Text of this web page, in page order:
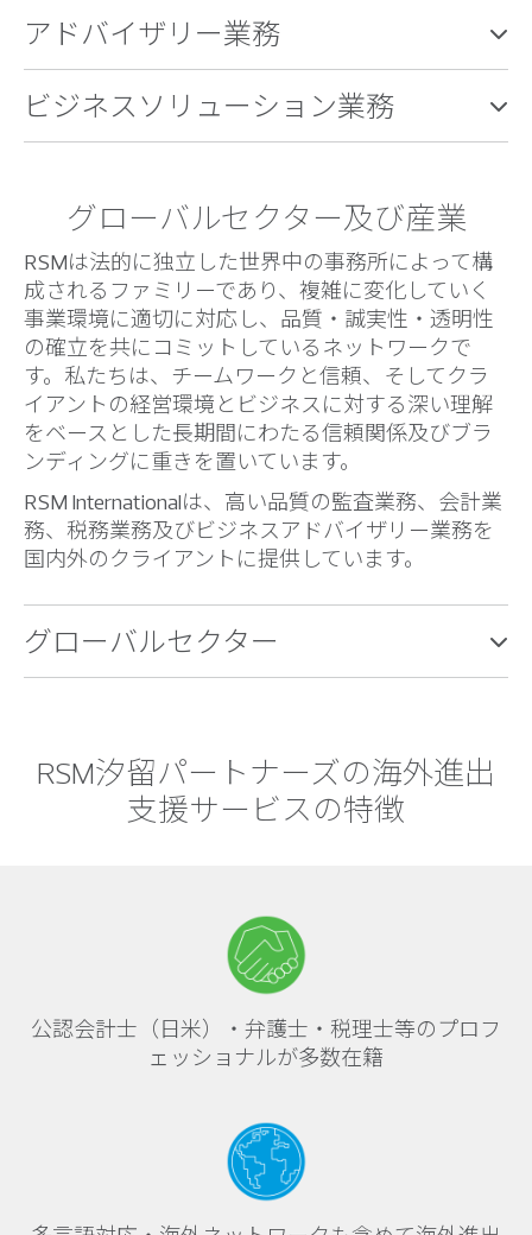
アドバイザリー業務
ビジネスソリューション業務
グローバルセクター及び産業
RSMは法的に独立した世界中の事務所によって構
成されるファミリーであり、複雑に変化していく
事業環境に適切に対応し、品質・誠実性・透明性
の確立を共にコミットしているネットワークで
す。私たちは、チームワークと信頼、そしてクラ
イアントの経営環境とビジネスに対する深い理解
をベースとした長期間にわたる信頼関係及びブラ
ンディングに重きを置いています。
RSM Internationalは、高い品質の監査業務、会計業
務、税務業務及びビジネスアドバイザリー業務を
国内外のクライアントに提供しています。
グローバルセクター
RSM汐留パートナーズの海外進出
支援サービスの特徴
公認会計士（日米）・弁護士・税理士等のプロフ
ェッショナルが多数在籍